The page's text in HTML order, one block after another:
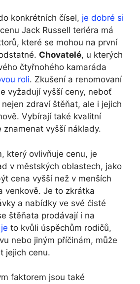
konkrétních čísel, je dobré si
Jack Russell teriéra má
které se mohou na první
Chovatelé, u kterých
čtyřnohého kamaráda
roli. Zkušení a renomovaní
vyžadují vyšší ceny, neboť
zdraví štěňat, ale i jejich
Vybírají také kvalitní
znamenat vyšší náklady.
který ovlivňuje cenu, je
v městských oblastech, jako
cena vyšší než v menších
venkově. Je to zkrátka
a nabídky ve své čisté
štěňata prodávají i na
to kvůli úspěchům rodičů,
nebo jiným příčinám, může
jejich cenu.
faktorem jsou také